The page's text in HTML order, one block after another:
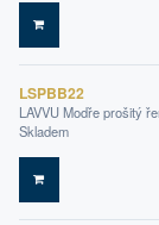
DO KOŠÍKU
LSPBB22
LAVVU Modře prošitý
Skladem
DO KOŠÍKU